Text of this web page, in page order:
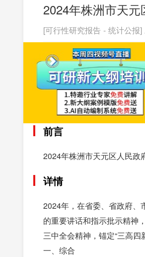
2024年株洲市天元
[可行性研究报告 - 统计公报]
前言
2024年株洲市天元区人民政
详情
2024年，在省委、省政府、
的重要讲话和指示批示精神
三中全会精神，锚定“三高四
一、综合